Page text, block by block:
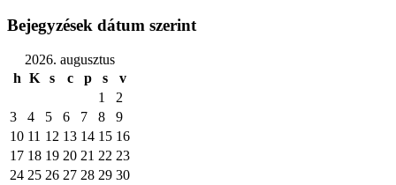
Bejegyzések dátum szerint
2026. augusztus
h K s c p s
v
1
2
3
4 5 6 7 8
9
10 11 12 13 14 15 16
17 18 19 20 21 22 23
24 25 26 27 28 29 30